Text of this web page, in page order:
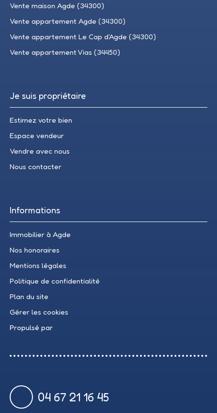
Vente maison Agde (34300)
Vente appartement Agde (34300)
Vente appartement Le Cap d'Agde (34300)
Vente appartement Vias (34450)
Je suis propriétaire
Estimez votre bien
Espace vendeur
Vendre avec nous
Nous contacter
Informations
Immobilier à Agde
Nos honoraires
Mentions légales
Politique de confidentialité
Plan du site
Gérer les cookies
Propulsé par
04 67 21 16 45